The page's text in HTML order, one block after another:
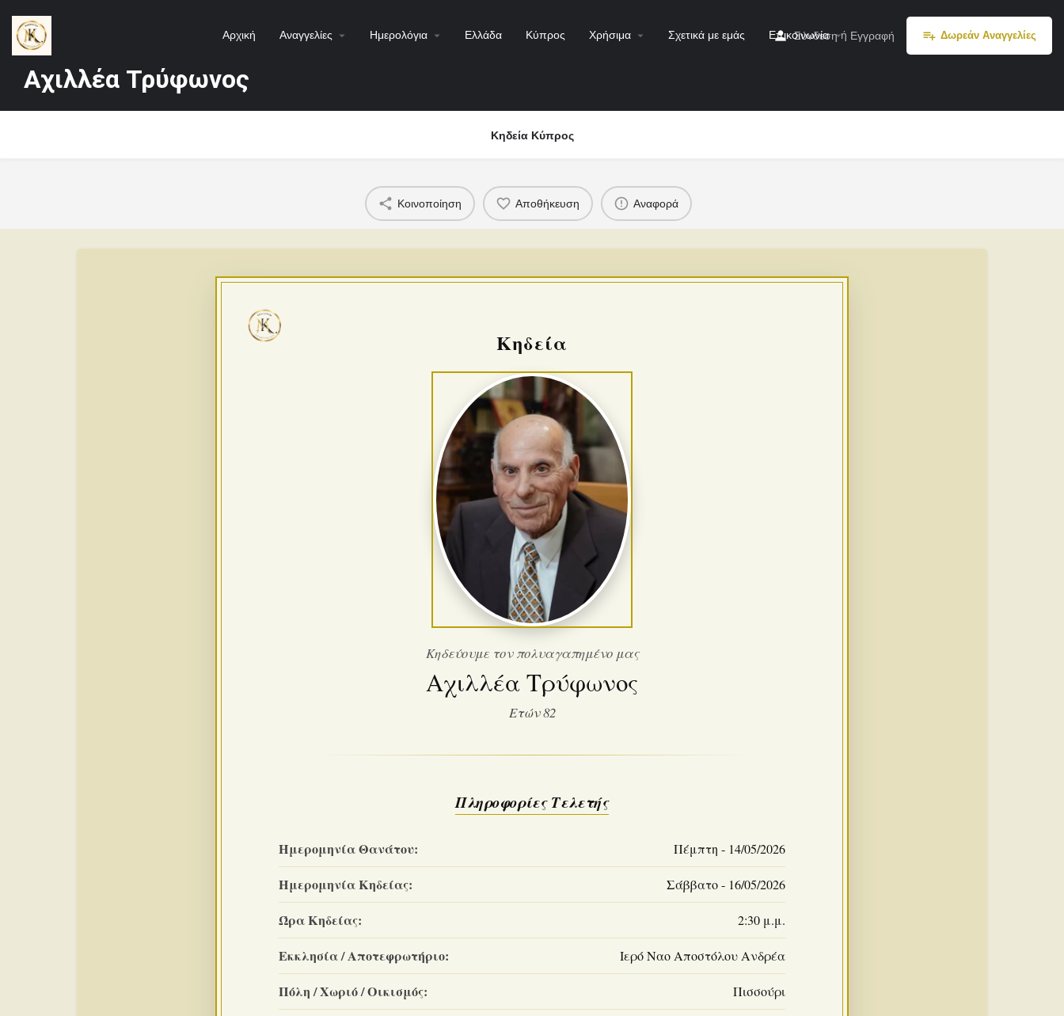
Αρχική Αναγγελίες Ημερολόγια Ελλάδα Κύπρος Χρήσιμα Σχετικά με εμάς Επικοινωνία
Σύνδεση ή Εγγραφή Δωρεάν Αναγγελίες
Αχιλλέα Τρύφωνος
Κηδεία Κύπρος
Κοινοποίηση Αποθήκευση Αναφορά
Κηδεία
Κηδεύουμε τον πολυαγαπημένο μας
Αχιλλέα Τρύφωνος
Ετών 82
Πληροφορίες Τελετής
Ημερομηνία Θανάτου: Πέμπτη - 14/05/2026
Ημερομηνία Κηδείας: Σάββατο - 16/05/2026
Ώρα Κηδείας: 2:30 μ.μ.
Εκκλησία / Αποτεφρωτήριο: Ιερό Ναο Αποστόλου Ανδρέα
Πόλη / Χωριό / Οικισμός: Πισσούρι